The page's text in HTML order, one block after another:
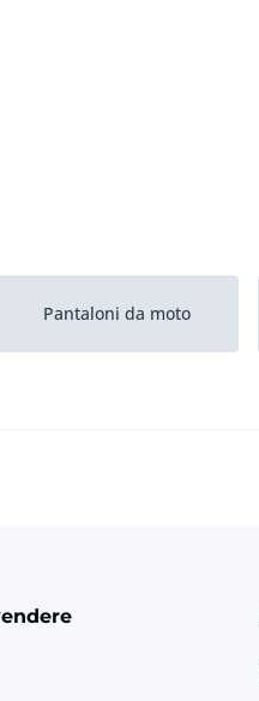
Pantaloni da moto